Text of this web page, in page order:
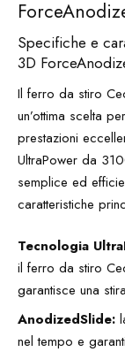
Specifiche e
3D
Il ferro da stiro
un’ottima scelta
prestazioni
UltraPower da
semplice ed
caratteristiche
Tecnologia
il ferro da stiro
garantisce una
AnodizedSlide:
nel tempo e